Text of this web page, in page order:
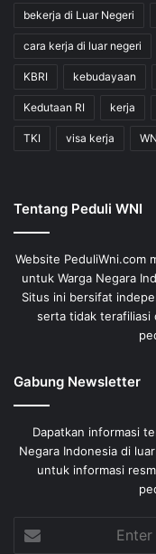
bekerja di Luar Negeri
cara kerja di luar negeri
KBRI kebudayaan
Kedutaan RI kerja
TKI visa kerja
Tentang Peduli WNI
Website PeduliWni.com
untuk Warga Negara
Situs ini bersifat
serta tidak terafiliasi
Gabung Newsletter
Dapatkan informasi
Negara Indonesia di
untuk informasi
your